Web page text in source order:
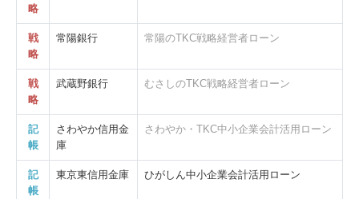
略
戦
略
常陽銀行 常陽のTKC戦略経営者ローン
戦
略
武蔵野銀行 むさしのTKC戦略経営者ローン
記
帳
さわやか信用金
庫
さわやか・TKC中小企業会計活用ローン
記
帳
東京東信用金庫 ひがしん中小企業会計活用ローン